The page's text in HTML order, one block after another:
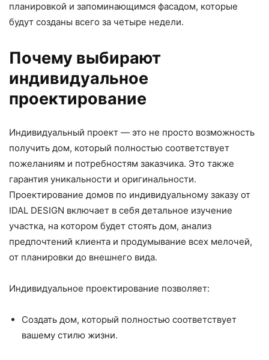
планировкой и запоминающимся фасадом, которые
будут созданы всего за четыре недели.
Почему выбирают
индивидуальное
проектирование
Индивидуальный проект — это не просто возможность
получить дом, который полностью соответствует
пожеланиям и потребностям заказчика. Это также
гарантия уникальности и оригинальности.
Проектирование домов по индивидуальному заказу от
IDAL DESIGN включает в себя детальное изучение
участка, на котором будет стоять дом, анализ
предпочтений клиента и продумывание всех мелочей,
от планировки до внешнего вида.
Индивидуальное проектирование позволяет:
Создать дом, который полностью соответствует
вашему стилю жизни.